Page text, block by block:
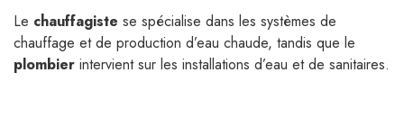
Le chauffagiste se spécialise dans les systèmes de
chauffage et de production d’eau chaude, tandis que le
plombier intervient sur les installations d’eau et de sanitaires.